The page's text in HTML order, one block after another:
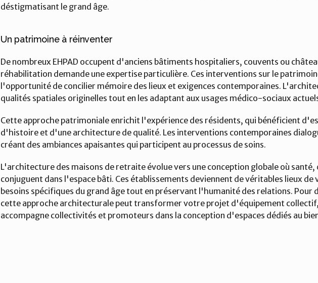
déstigmatisant le grand âge.
Un patrimoine à réinventer
De nombreux EHPAD occupent d'anciens bâtiments hospitaliers, couvents ou
réhabilitation demande une expertise particulière. Ces interventions sur le
l'opportunité de concilier mémoire des lieux et exigences contemporaines.
qualités spatiales originelles tout en les adaptant aux usages médico-sociaux
Cette approche patrimoniale enrichit l'expérience des résidents, qui bénéficient
d'histoire et d'une architecture de qualité. Les interventions contemporaines
créant des ambiances apaisantes qui participent au processus de soins.
L'architecture des maisons de retraite évolue vers une conception globale où
conjuguent dans l'espace bâti. Ces établissements deviennent de véritables lieux de
besoins spécifiques du grand âge tout en préservant l'humanité des relations. Pour
cette approche architecturale peut transformer votre projet d'équipement
accompagne collectivités et promoteurs dans la conception d'espaces dédiés au